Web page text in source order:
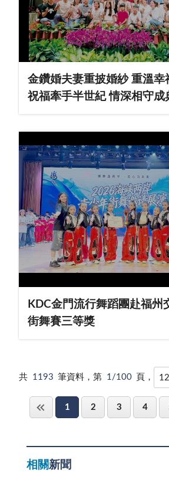
金鑽婚夫妻重披婚紗 重溫幸
祝福牽手半世紀 情深相守成
KDC金門流行舞蹈團赴福州
街舞賽三等獎
共 1193 筆資料，第 1/100 頁，
1 2 3 4
相關新聞